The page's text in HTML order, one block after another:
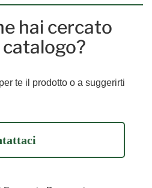
hai cercato
te il prodotto o a suggerirti